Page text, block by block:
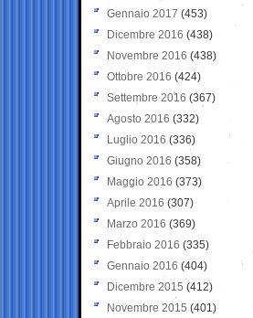
Gennaio 2017 (453)
Dicembre 2016 (438)
Novembre 2016 (438)
Ottobre 2016 (424)
Settembre 2016 (367)
Agosto 2016 (332)
Luglio 2016 (336)
Giugno 2016 (358)
Maggio 2016 (373)
Aprile 2016 (307)
Marzo 2016 (369)
Febbraio 2016 (335)
Gennaio 2016 (404)
Dicembre 2015 (412)
Novembre 2015 (401)